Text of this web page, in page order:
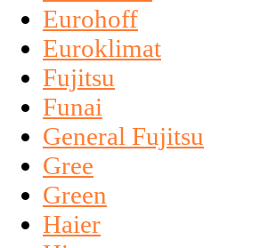
Eurohoff
Euroklimat
Fujitsu
Funai
General Fujitsu
Gree
Green
Haier